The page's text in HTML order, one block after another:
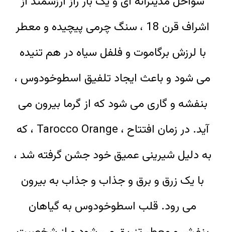
اشراف قرن 18 ، سنگ چرمی پیچیده و معطر
با لرزش برگاموت و فلفل سیاه در هم تنیده
می شود و باعث ایجاد تلفیق اسطوخودوس ،
بنفشه و گاری می شود که از گرما بیرون می
آید. در زمان افتتاح ، Tarocco Orange ، که
به دلیل شیرینی عمیق خود جشن گرفته شد ،
با یک زرق و برق و جذاب و جذاب به بیرون
می رود. قلب اسطوخودوس به گیاهان